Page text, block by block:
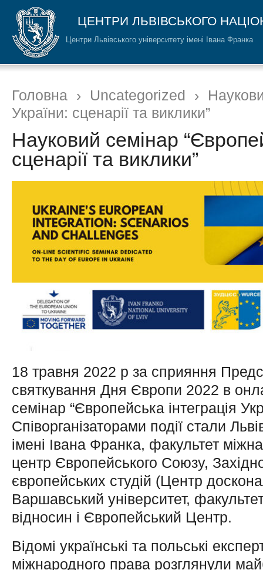
ЦЕНТРИ ЛЬВІВСЬКОГО
Центри Львівського університету імені Івана Франка
Головна › Uncategorized ›
України: сценарії та виклики”
Науковий семінар
сценарії та виклики”
18 травня 2022 р за сприяння
святкування Дня Європи 2022 в
семінар “Європейська інтеграція
Співорганізаторами події стали
імені Івана Франка, факультет
центр Європейського Союзу,
європейських студій (Центр
Варшавський університет,
відносин і Європейський Центр.
Відомі українські та польські
міжнародного права розглянули